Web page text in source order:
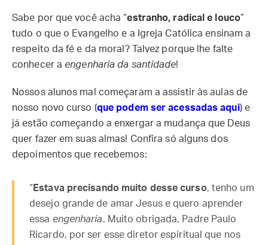
Sabe por que você acha “estranho, radical e louco”
tudo o que o Evangelho e a Igreja Católica ensinam a
respeito da fé e da moral? Talvez porque lhe falte
conhecer a engenharia da santidade!
Nossos alunos mal começaram a assistir às aulas de
nosso novo curso (que podem ser acessadas aqui) e
já estão começando a enxergar a mudança que Deus
quer fazer em suas almas! Confira só alguns dos
depoimentos que recebemos:
“ Estava precisando muito desse curso, tenho um
desejo grande de amar Jesus e quero aprender
essa engenharia. Muito obrigada, Padre Paulo
Ricardo, por ser esse diretor espiritual que nos